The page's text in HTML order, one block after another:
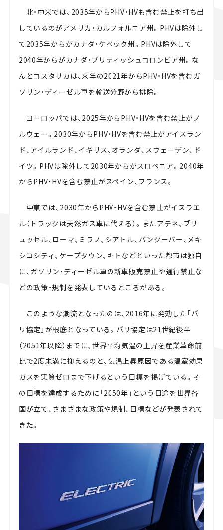
北・中米では、 2035年からPHV・HVも含む禁止を打ち出
しているのがアメリカ・カルフォルニア州。 PHVは除外し
て 2035年からがカナダ・ケベック州。 PHVは除外して
2040年からがカナダ・ブリティッシュコロンビア州。な
んとコスタリカは、来年の2021年からPHV・HVを含むガ
ソリン・ディーゼル車を輸送分野から排除。
ヨーロッパでは、 2025年から PHV・HVを含む禁止がノ
ルウェー。 2030年からPHV・HVを含む禁止がアイスラン
ド、アイルランド、イギリス、オランダ、スウェーデン、ド
イツ。 PHVは除外して 2030年からがスロベニア。 2040年
からPHV・HVを含む禁止がスペイン、フランス。
中東では、 2030年から PHV・HVを含む禁止がイスラエ
ル（トラックは天然ガス車に代える）。またアテネ、ブリ
ュッセル、ローマ、ミラノ、シアトル、バンクーバー、メキ
シコシティ、ケープタウン、キトなどといった都市は独自
に、ガソリン・ディーゼル車の新車販売禁止や通行禁止な
どの政策・規制を発表しているところがある。
このような潮流となったのは、 2016年に発効した「パ
リ協定」が根底となっている。パリ協定は21世紀後半
（2051年以降）までに、世界平均気温の上昇を産業革命前
比で2度未満に抑えるのと、気温上昇原因である温室効果
ガスを実質ゼロまで下げるという目標を掲げている。そ
の目標を達成するために「2050年」という目途を世界各
国が立て、さまざまな政策や規制、目標などが発表されて
きた。